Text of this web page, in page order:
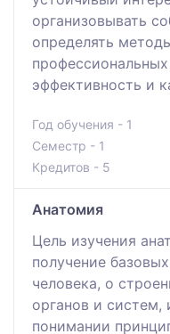
организовывать
определять
эффективность и
Год обучения - 1
Семестр - 1
Кредитов - 5
Анатомия
Цель изучения
получение
человека, о
органов и систем,
понимании